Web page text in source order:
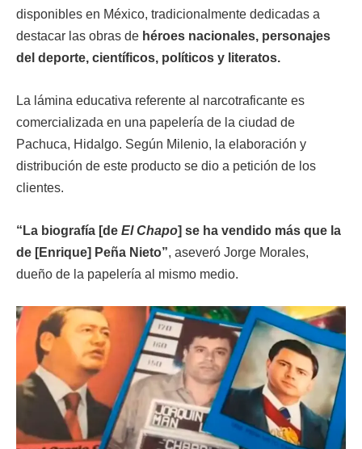
disponibles en México, tradicionalmente dedicadas a
destacar las obras de héroes nacionales, personajes
del deporte, científicos, políticos y literatos.
La lámina educativa referente al narcotraficante es
comercializada en una papelería de la ciudad de
Pachuca, Hidalgo. Según Milenio, la elaboración y
distribución de este producto se dio a petición de los
clientes.
“La biografía [de El Chapo] se ha vendido más que la
de [Enrique] Peña Nieto”, aseveró Jorge Morales,
dueño de la papelería al mismo medio.